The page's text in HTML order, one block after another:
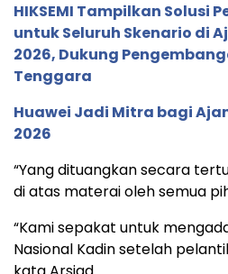
HIKSEMI Tampilkan Solusi
untuk Seluruh Skenario di
2026, Dukung
Tenggara
Huawei Jadi Mitra bagi
2026
“Yang dituangkan secara
di atas materai oleh semua
“Kami sepakat untuk
Nasional Kadin setelah